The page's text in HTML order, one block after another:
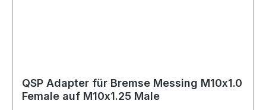
QSP Adapter für Bremse Messing M10x1.0
Female auf M10x1.25 Male